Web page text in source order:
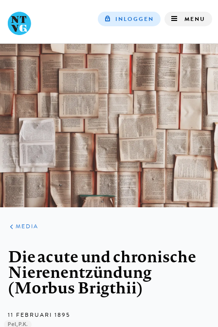
navigation
INLOGGEN MENU
ARTIKELEN
VARIA
MEDIA
Die acute und chronische
Nierenentzündung
(Morbus Brigthii)
11 FEBRUARI 1895
Pel, P.K.